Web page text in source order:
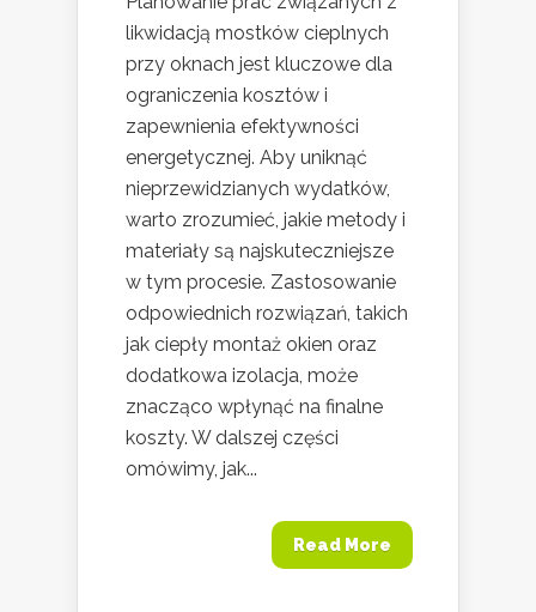
likwidacją mostków cieplnych
przy oknach jest kluczowe dla
ograniczenia kosztów i
zapewnienia efektywności
energetycznej. Aby uniknąć
nieprzewidzianych wydatków,
warto zrozumieć, jakie metody i
materiały są najskuteczniejsze
w tym procesie. Zastosowanie
odpowiednich rozwiązań, takich
jak ciepły montaż okien oraz
dodatkowa izolacja, może
znacząco wpłynąć na finalne
koszty. W dalszej części
omówimy, jak...
Read More